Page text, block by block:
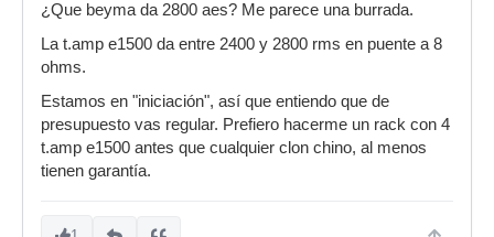
¿Que beyma da 2800 aes? Me parece una burrada.
La t.amp e1500 da entre 2400 y 2800 rms en puente a 8
ohms.
Estamos en "iniciación", así que entiendo que de
presupuesto vas regular. Prefiero hacerme un rack con 4
t.amp e1500 antes que cualquier clon chino, al menos
tienen garantía.